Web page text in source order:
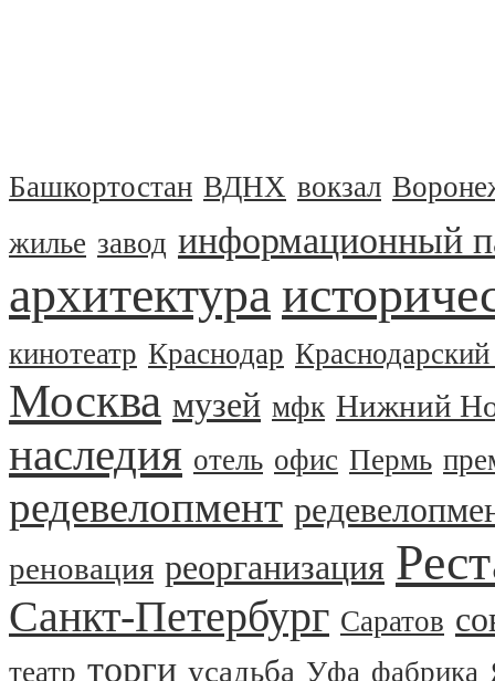
Башкортостан ВДНХ вокзал
жилье завод информационный
архитектура
кинотеатр Краснодар
Москва музей мфк Нижний
наследия отель офис Пермь
редевелопмент
реновация реорганизация
Санкт-Петербург Саратов
театр торги усадьба Уфа фабрика